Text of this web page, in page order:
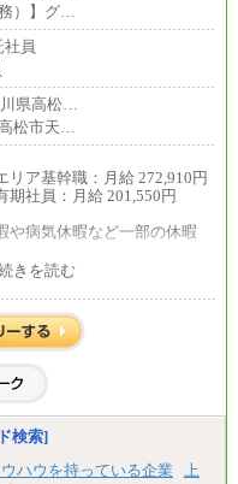
）】グ…
員
川県高松…
松市天…
リア基幹職：月給 272,910円
期社員：月給 201,550円
や病気休暇など一部の休暇
期社員 ：月給 201,550円
きを読む
検索]
ハウを持っている企業
上